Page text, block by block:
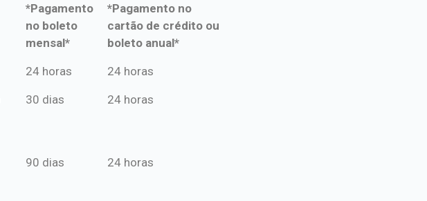
*Pagamento
no boleto
mensal*
*Pagamento no
cartão de crédito ou
boleto anual*
*Pagamento
mensal*
*Pagamento no
boleto anual*
24 horas 24 horas
30 dias 24 horas
90 dias 24 horas